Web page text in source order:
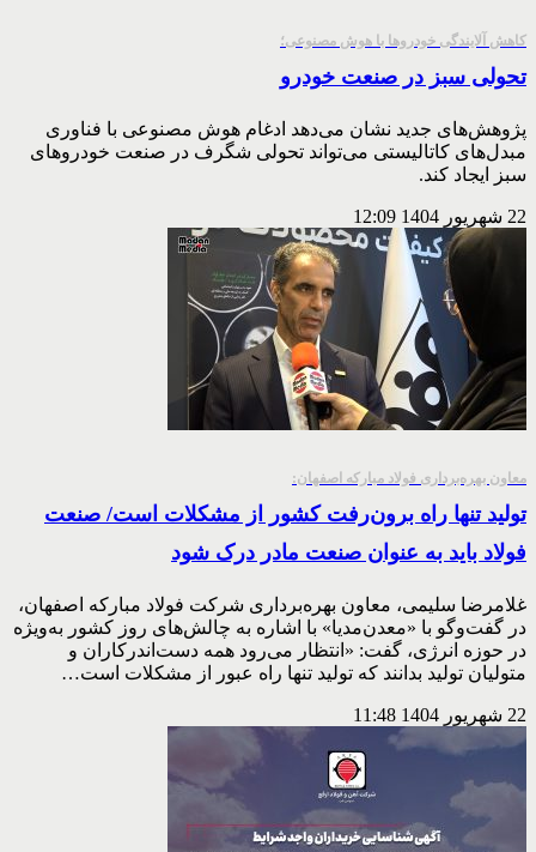
کاهش آلایندگی خودروها با هوش مصنوعی؛
تحولی سبز در صنعت خودرو
پژوهش‌های جدید نشان می‌دهد ادغام هوش مصنوعی با فناوری
مبدل‌های کاتالیستی می‌تواند تحولی شگرف در صنعت خودروهای
سبز ایجاد کند.
22 شهریور 1404 12:09
معاون بهره‌برداری فولاد مبارکه اصفهان:
تولید تنها راه برون‌رفت کشور از مشکلات است/ صنعت
فولاد باید به عنوان صنعت مادر درک شود
غلامرضا سلیمی، معاون بهره‌برداری شرکت فولاد مبارکه اصفهان،
در گفت‌وگو با «معدن‌مدیا» با اشاره به چالش‌های روز کشور به‌ویژه
در حوزه انرژی، گفت: «انتظار می‌رود همه دست‌اندرکاران و
متولیان تولید بدانند که تولید تنها راه عبور از مشکلات است…
22 شهریور 1404 11:48